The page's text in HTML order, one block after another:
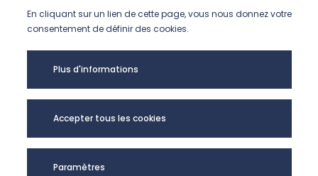
En cliquant sur un lien de cette page, vous nous donnez votre
consentement de définir des cookies.
Plus d'informations
Accepter tous les cookies
Paramètres